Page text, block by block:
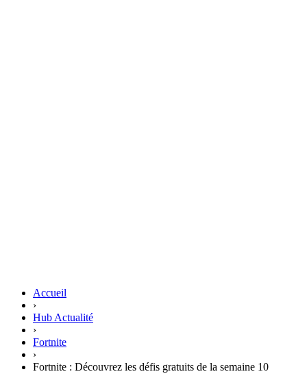
Accueil
›
Hub Actualité
›
Fortnite
›
Fortnite : Découvrez les défis gratuits de la semaine 10